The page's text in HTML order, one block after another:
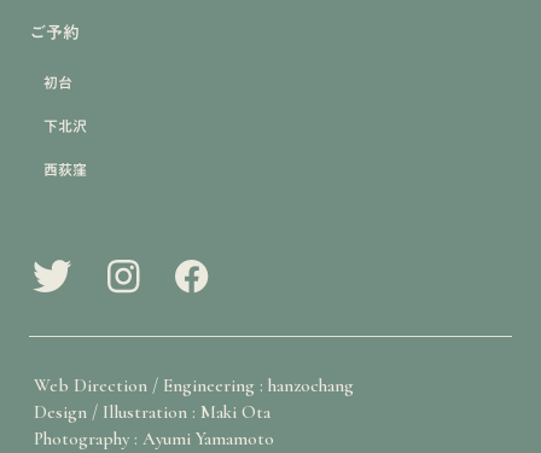
ご予約
初台
下北沢
西荻窪
Web Direction / Engineering : hanzochang
Design / Illustration : Maki Ota
Photography : Ayumi Yamamoto